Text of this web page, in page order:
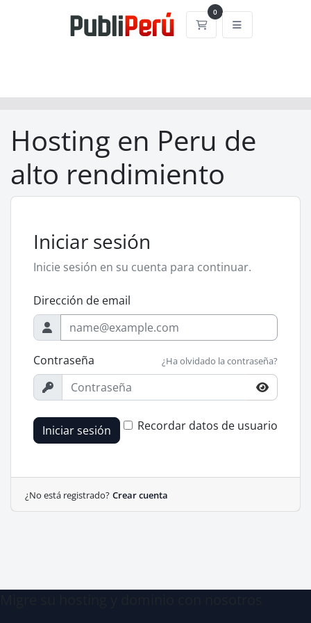
0
Carrito
Hosting en Peru de
alto rendimiento
Iniciar sesión
Inicie sesión en su cuenta para continuar.
Dirección de email
Contraseña ¿Ha olvidado la contraseña?
Iniciar sesión Recordar datos de usuario
¿No está registrado? Crear cuenta